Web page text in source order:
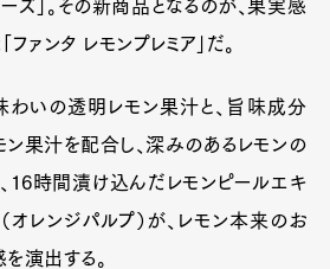
ーズ」。その新商品となるのが、果実感
ァンタ レモンプレミア」だ。
わいの透明レモン果汁と、旨味成分
果汁を配合し、深みのあるレモンの
16時間漬け込んだレモンピールエキ
オレンジパルプ）が、レモン本来のお
演出する。